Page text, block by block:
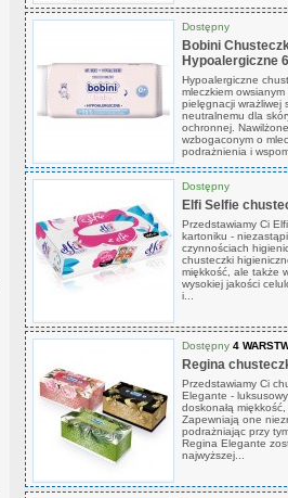
Dostępny
Bobini
Hypoalergiczne
Hypoalergiczne
mleczkiem
pielęgnacji wrażliwej
neutralnemu dla
ochronnej.
wzbogaconym o
podrażnienia i
Dostępny
Elfi Selfie
Przedstawiamy Ci
kartoniku -
czynnościach
chusteczki
miękkość, ale także
wysokiej jakości
i...
Dostępny 4
Regina
Przedstawiamy Ci
Elegante -
doskonałą
Zapewniają one
podrażniając przy
Regina Elegante
najwyższej...